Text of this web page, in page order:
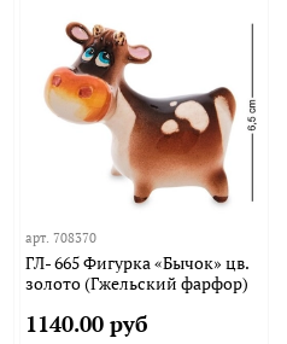
арт. 708370
ГЛ- 665 Фигурка «Бычок» цв.
золото (Гжельский фарфор)
1140.00 руб